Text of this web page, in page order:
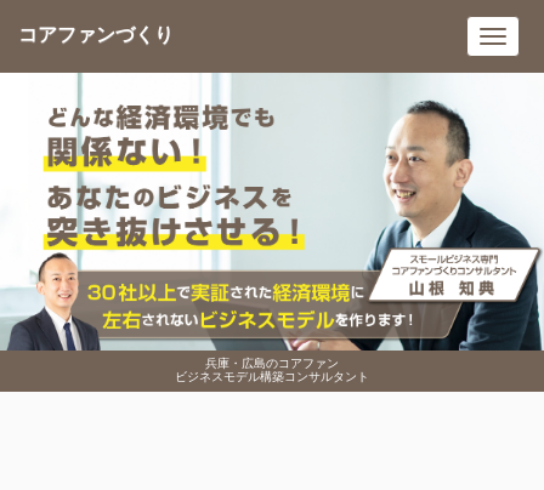
兵庫・広島のコアファン
ビジネスモデル構築コンサルタント
コアファンづくり